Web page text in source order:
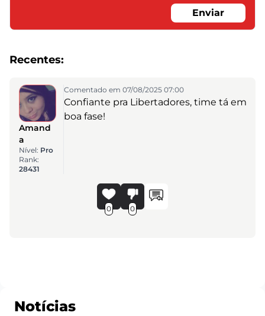
Enviar
Recentes:
Amand
a
Nível: Pro
Rank:
28431
Comentado em 07/08/2025 07:00
Confiante pra Libertadores, time tá em
boa fase!
0 0
Notícias